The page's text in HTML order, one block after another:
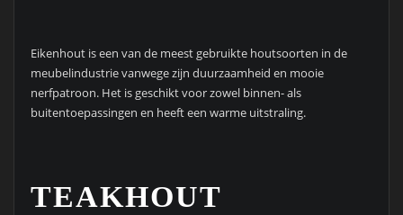
Eikenhout is een van de meest gebruikte houtsoorten in de
meubelindustrie vanwege zijn duurzaamheid en mooie
nerfpatroon. Het is geschikt voor zowel binnen- als
buitentoepassingen en heeft een warme uitstraling.
TEAKHOUT